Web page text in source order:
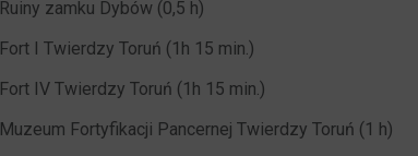
Ruiny zamku Dybów (0,5 h)
Fort I Twierdzy Toruń (1h 15 min.)
Fort IV Twierdzy Toruń (1h 15 min.)
Muzeum Fortyfikacji Pancernej Twierdzy Toruń (1 h)